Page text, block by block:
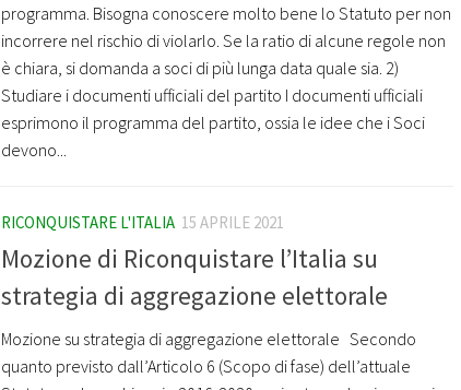
programma. Bisogna conoscere molto bene lo Statuto per non
incorrere nel rischio di violarlo. Se la ratio di alcune regole non
è chiara, si domanda a soci di più lunga data quale sia. 2)
Studiare i documenti ufficiali del partito I documenti ufficiali
esprimono il programma del partito, ossia le idee che i Soci
devono...
RICONQUISTARE L'ITALIA 15 APRILE 2021
Mozione di Riconquistare l’Italia su
strategia di aggregazione elettorale
Mozione su strategia di aggregazione elettorale Secondo
quanto previsto dall’Articolo 6 (Scopo di fase) dell’attuale